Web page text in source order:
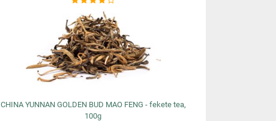
CHINA YUNNAN GOLDEN BUD MAO FENG - fekete tea,
100g